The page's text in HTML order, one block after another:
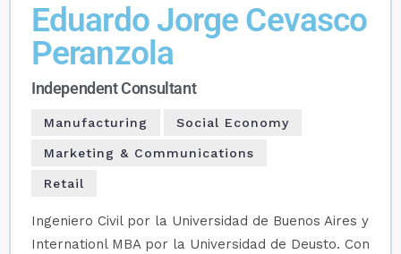
Eduardo Jorge Cevasco
Peranzola
Independent Consultant
Manufacturing Social Economy
Marketing & Communications
Retail
Ingeniero Civil por la Universidad de Buenos Aires y
Internationl MBA por la Universidad de Deusto. Con